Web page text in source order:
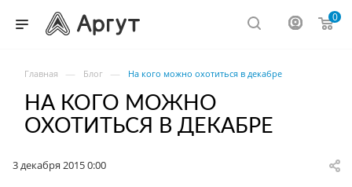
0
Главная — Блог — На кого можно охотиться в декабре
НА КОГО МОЖНО
ОХОТИТЬСЯ В ДЕКАБРЕ
3 декабря 2015 0:00